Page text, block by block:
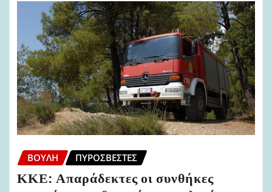
ΒΟΥΛΉ ΠΥΡΟΣΒΈΣΤΕΣ
ΚΚΕ: Απαράδεκτες οι συνθήκες